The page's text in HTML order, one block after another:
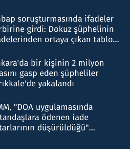
soruşturmasında ifadeler
girdi: Dokuz şüphelinin
ortaya çıkan tablo
bir kişinin 2 milyon
gasp eden şüpheliler
yakalandı
"DOA uygulamasında
ödenen iade
düşürüldüğü"